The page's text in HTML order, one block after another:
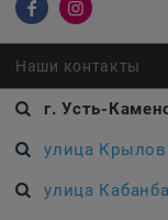
Наши контакты
г. Усть-
улица
улица